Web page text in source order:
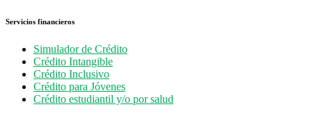
Servicios financieros
Simulador de Crédito
Crédito Intangible
Crédito Inclusivo
Crédito para Jóvenes
Crédito estudiantil y/o por salud